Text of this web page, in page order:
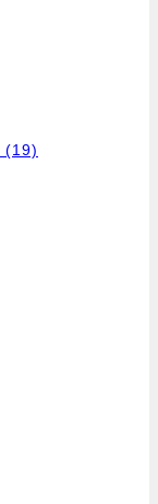
(19)